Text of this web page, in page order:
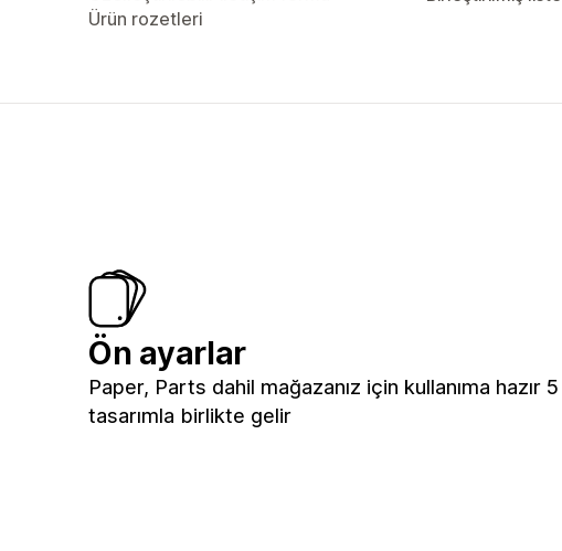
Ürün rozetleri
Ön ayarlar
Paper, Parts dahil mağazanız için kullanıma hazır 5
tasarımla birlikte gelir